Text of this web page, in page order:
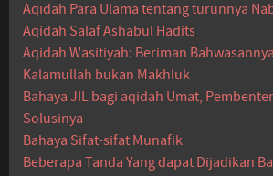
Aqidah Para Ulama tentang turunnya
Aqidah Salaf Ashabul Hadits
Aqidah Wasitiyah: Beriman
Kalamullah bukan Makhluk
Bahaya JIL bagi aqidah Umat,
Solusinya
Bahaya Sifat-sifat Munafik
Beberapa Tanda Yang dapat Dijadikan